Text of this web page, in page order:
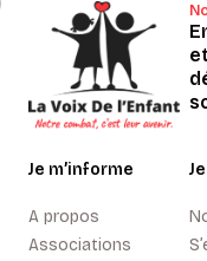
Je m’informe
A propos
Associations